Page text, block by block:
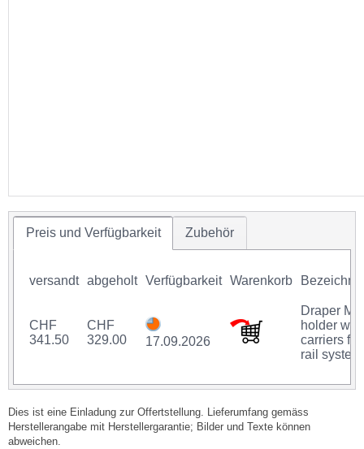
Preis und Verfügbarkeit Zubehör
versandt abgeholt Verfügbarkeit Warenkorb
CHF
341.50
CHF
329.00
17.09.2026
Draper
holder with
carriers for
rail system
Dies ist eine Einladung zur Offertstellung. Lieferumfang gemäss
Herstellerangabe mit Herstellergarantie; Bilder und Texte können
abweichen.